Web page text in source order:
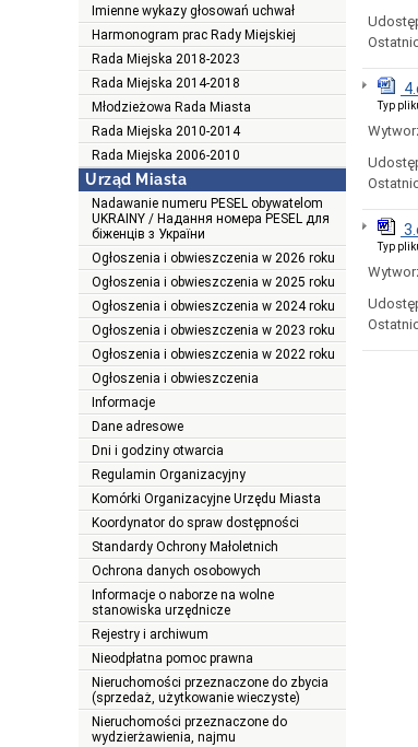
Imienne wykazy głosowań uchwał
Harmonogram prac Rady Miejskiej
Rada Miejska 2018-2023
Rada Miejska 2014-2018
Młodzieżowa Rada Miasta
Rada Miejska 2010-2014
Rada Miejska 2006-2010
Urząd Miasta
Nadawanie numeru PESEL obywatelom
UKRAINY / Надання номера PESEL для
біженців з України
Ogłoszenia i obwieszczenia w 2026 roku
Ogłoszenia i obwieszczenia w 2025 roku
Ogłoszenia i obwieszczenia w 2024 roku
Ogłoszenia i obwieszczenia w 2023 roku
Ogłoszenia i obwieszczenia w 2022 roku
Ogłoszenia i obwieszczenia
Informacje
Dane adresowe
Dni i godziny otwarcia
Regulamin Organizacyjny
Komórki Organizacyjne Urzędu Miasta
Koordynator do spraw dostępności
Standardy Ochrony Małoletnich
Ochrona danych osobowych
Informacje o naborze na wolne
stanowiska urzędnicze
Rejestry i archiwum
Nieodpłatna pomoc prawna
Nieruchomości przeznaczone do zbycia
(sprzedaż, użytkowanie wieczyste)
Nieruchomości przeznaczone do
wydzierżawienia, najmu
Typ
Typ